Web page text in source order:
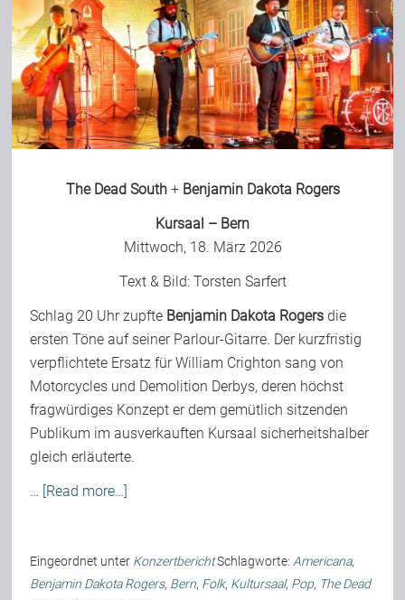
The Dead South+ Benjamin Dakota Rogers
Kursaal – Bern
Mittwoch, 18. März 2026
Text & Bild: Torsten Sarfert
Schlag 20 Uhr zupfte Benjamin Dakota Rogers die
ersten Töne auf seiner Parlour-Gitarre. Der kurzfristig
verpflichtete Ersatz für William Crighton sang von
Motorcycles und Demolition Derbys, deren höchst
fragwürdiges Konzept er dem gemütlich sitzenden
Publikum im ausverkauften Kursaal sicherheitshalber
gleich erläuterte.
… [Read more…]
Eingeordnet unter KonzertberichtSchlagworte: Americana,
Benjamin Dakota Rogers, Bern, Folk, Kultursaal, Pop, The Dead